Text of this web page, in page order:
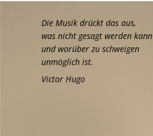
Die Musik drückt das aus,
was nicht gesagt werden kann
und worüber zu schweigen
unmöglich ist.
Victor Hugo